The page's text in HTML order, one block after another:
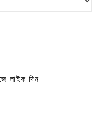
লাইক দিন